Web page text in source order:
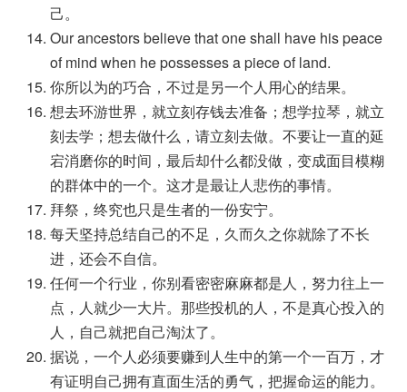
己。
Our ancestors believe that one shall have his peace
of mind when he possesses a piece of land.
你所以为的巧合，不过是另一个人用心的结果。
想去环游世界，就立刻存钱去准备；想学拉琴，就立
刻去学；想去做什么，请立刻去做。不要让一直的延
宕消磨你的时间，最后却什么都没做，变成面目模糊
的群体中的一个。这才是最让人悲伤的事情。
拜祭，终究也只是生者的一份安宁。
每天坚持总结自己的不足，久而久之你就除了不长
进，还会不自信。
任何一个行业，你别看密密麻麻都是人，努力往上一
点，人就少一大片。那些投机的人，不是真心投入的
人，自己就把自己淘汰了。
据说，一个人必须要赚到人生中的第一个一百万，才
有证明自己拥有直面生活的勇气，把握命运的能力。